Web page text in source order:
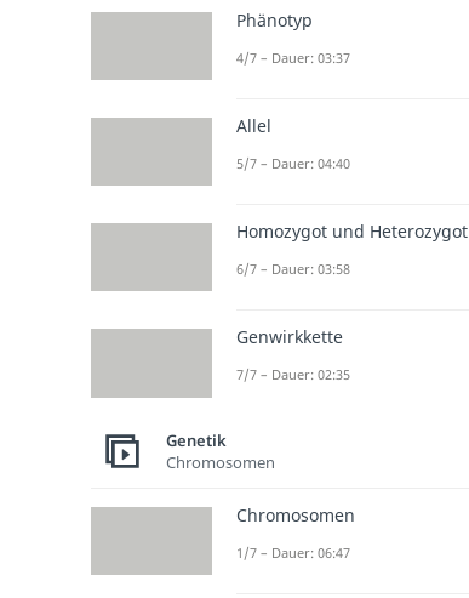
Phänotyp
4/7 – Dauer: 03:37
Allel
5/7 – Dauer: 04:40
Homozygot und Heterozygot
6/7 – Dauer: 03:58
Genwirkkette
7/7 – Dauer: 02:35
Genetik
Chromosomen
Chromosomen
1/7 – Dauer: 06:47